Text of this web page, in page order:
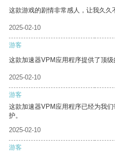
这款游戏的剧情非常感人，让我久久
2025-02-10
游客
这款加速器VPM应用程序提供了顶级
2025-02-10
游客
这款加速器VPM应用程序已经为我
护。
2025-02-10
游客